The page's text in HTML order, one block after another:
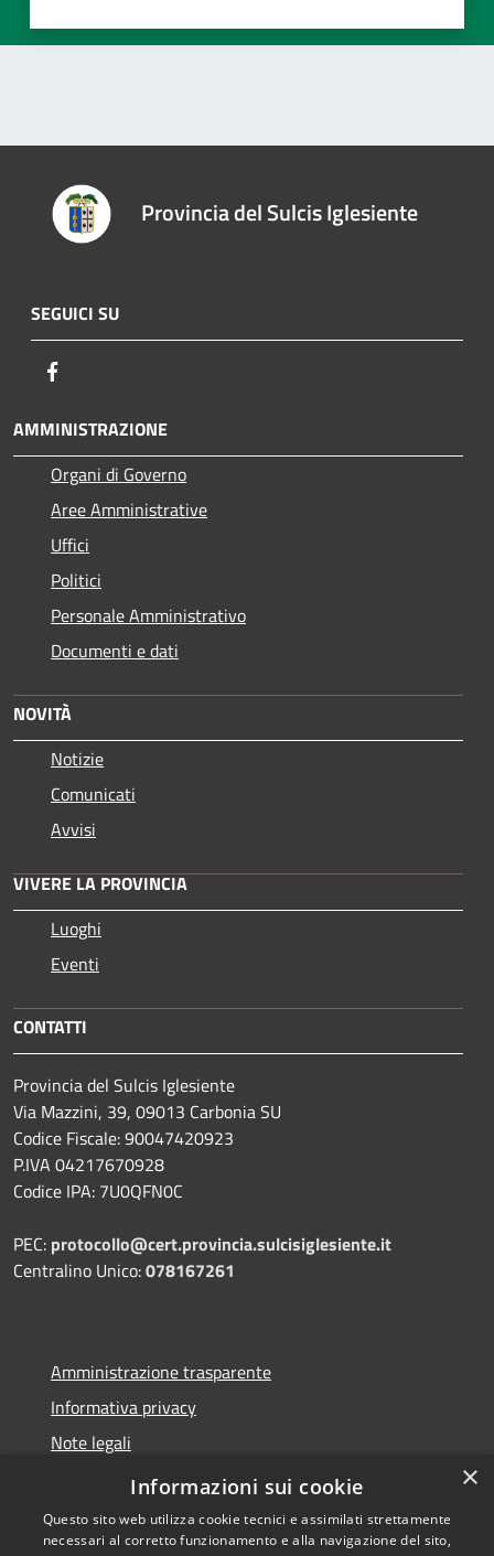
Provincia del Sulcis Iglesiente
SEGUICI SU
AMMINISTRAZIONE
Organi di Governo
Aree Amministrative
Uffici
Politici
Personale Amministrativo
Documenti e dati
NOVITÀ
Notizie
Comunicati
Avvisi
VIVERE LA PROVINCIA
Luoghi
Eventi
CONTATTI
Provincia del Sulcis Iglesiente
Via Mazzini, 39, 09013 Carbonia SU
Codice Fiscale: 90047420923
P.IVA 04217670928
Codice IPA: 7U0QFN0C
PEC: protocollo@cert.provincia.sulcisiglesiente.it
Centralino Unico:078167261
Amministrazione trasparente
Informativa privacy
Note legali
Dichiarazione di accessibilità
×
Informazioni sui cookie
Questo sito web utilizza cookie tecnici e assimilati strettamente
necessari al corretto funzionamento e alla navigazione del sito,